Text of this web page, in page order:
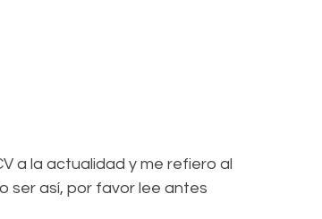
a la actualidad y me refiero al
ser así, por favor lee antes